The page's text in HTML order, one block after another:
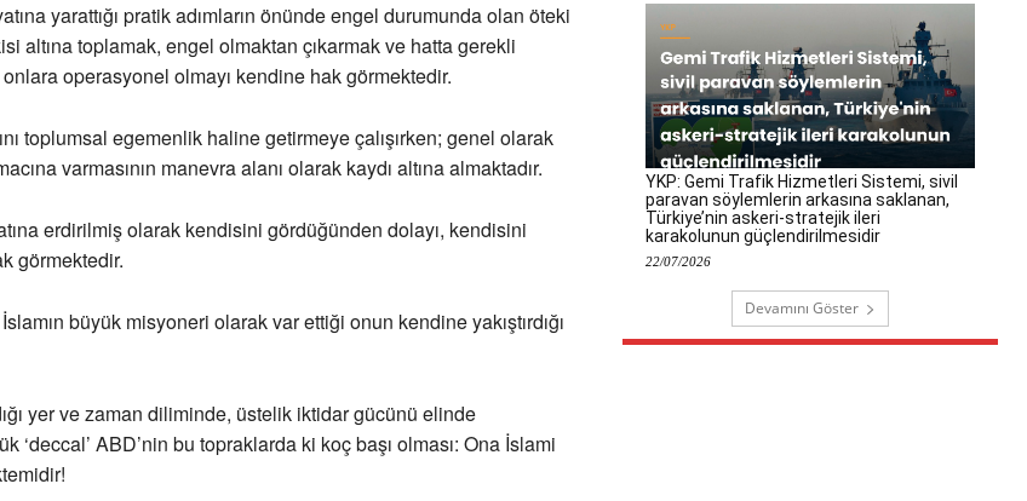
yarattığı pratik adımların önünde engel durumunda olan öteki
altına toplamak, engel olmaktan çıkarmak ve hatta gerekli
operasyonel olmayı kendine hak görmektedir.
toplumsal egemenlik haline getirmeye çalışırken; genel olarak
varmasının manevra alanı olarak kaydı altına almaktadır.
erdirilmiş olarak kendisini gördüğünden dolayı, kendisini
görmektedir.
büyük misyoneri olarak var ettiği onun kendine yakıştırdığı
yer ve zaman diliminde, üstelik iktidar gücünü elinde
‘deccal’ ABD’nin bu topraklarda ki koç başı olması: Ona İslami
YKP: Gemi Trafik Hizmetleri Sistemi, sivil
paravan söylemlerin arkasına saklanan,
Türkiye’nin askeri-stratejik ileri
karakolunun güçlendirilmesidir
22/07/2026
Devamını Göster